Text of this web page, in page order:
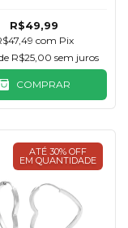
R$49,99
com Pix
R$25,00 sem juros
COMPRAR
ATÉ 30% OFF
EM QUANTIDADE